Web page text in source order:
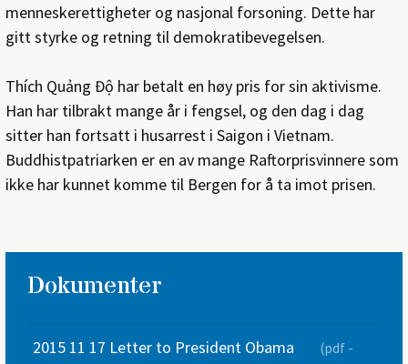
menneskerettigheter og nasjonal forsoning. Dette har
gitt styrke og retning til demokratibevegelsen.
Thích Quảng Độ har betalt en høy pris for sin aktivisme.
Han har tilbrakt mange år i fengsel, og den dag i dag
sitter han fortsatt i husarrest i Saigon i Vietnam.
Buddhistpatriarken er en av mange Raftorprisvinnere som
ikke har kunnet komme til Bergen for å ta imot prisen.
Dokumenter
2015 11 17 Letter to President Obama
(pdf -